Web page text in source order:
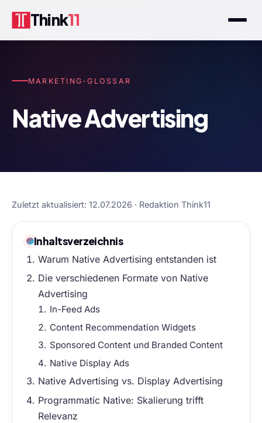
Think11
MARKETING-GLOSSAR
Native Advertising
Zuletzt aktualisiert: 12.07.2026 · Redaktion Think11
Inhaltsverzeichnis
Warum Native Advertising entstanden ist
Die verschiedenen Formate von Native
Advertising
In-Feed Ads
Content Recommendation Widgets
Sponsored Content und Branded Content
Native Display Ads
Native Advertising vs. Display Advertising
Programmatic Native: Skalierung trifft
Relevanz